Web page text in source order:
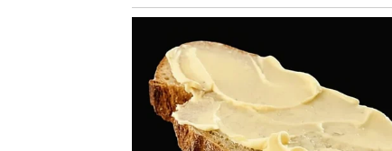
posjedujete pozamašnu zbirku knjiga,
Ako otkrijete bilo kakve znakove ovih
određeno vrijeme. Ova tehnika učinkovito
knjizi. Ako osobno naiđete na jaja srebrne
usisavača pohranite što je moguće dalje od